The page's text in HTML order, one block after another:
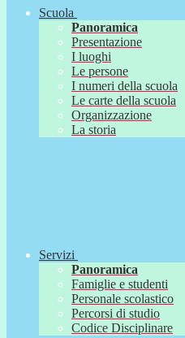
Scuola
Panoramica
Presentazione
I luoghi
Le persone
I numeri della scuola
Le carte della scuola
Organizzazione
La storia
Servizi
Panoramica
Famiglie e studenti
Personale scolastico
Percorsi di studio
Codice Disciplinare